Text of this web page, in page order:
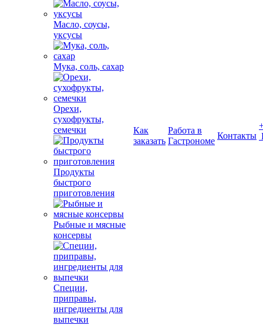
Масло, соусы,
уксусы
Мука, соль, сахар
Орехи,
сухофрукты,
семечки
Продукты
быстрого
приготовления
Рыбные и мясные
консервы
Специи,
приправы,
ингредиенты для
выпечки
Как
заказать
Работа в
Гастрономе
Контакты